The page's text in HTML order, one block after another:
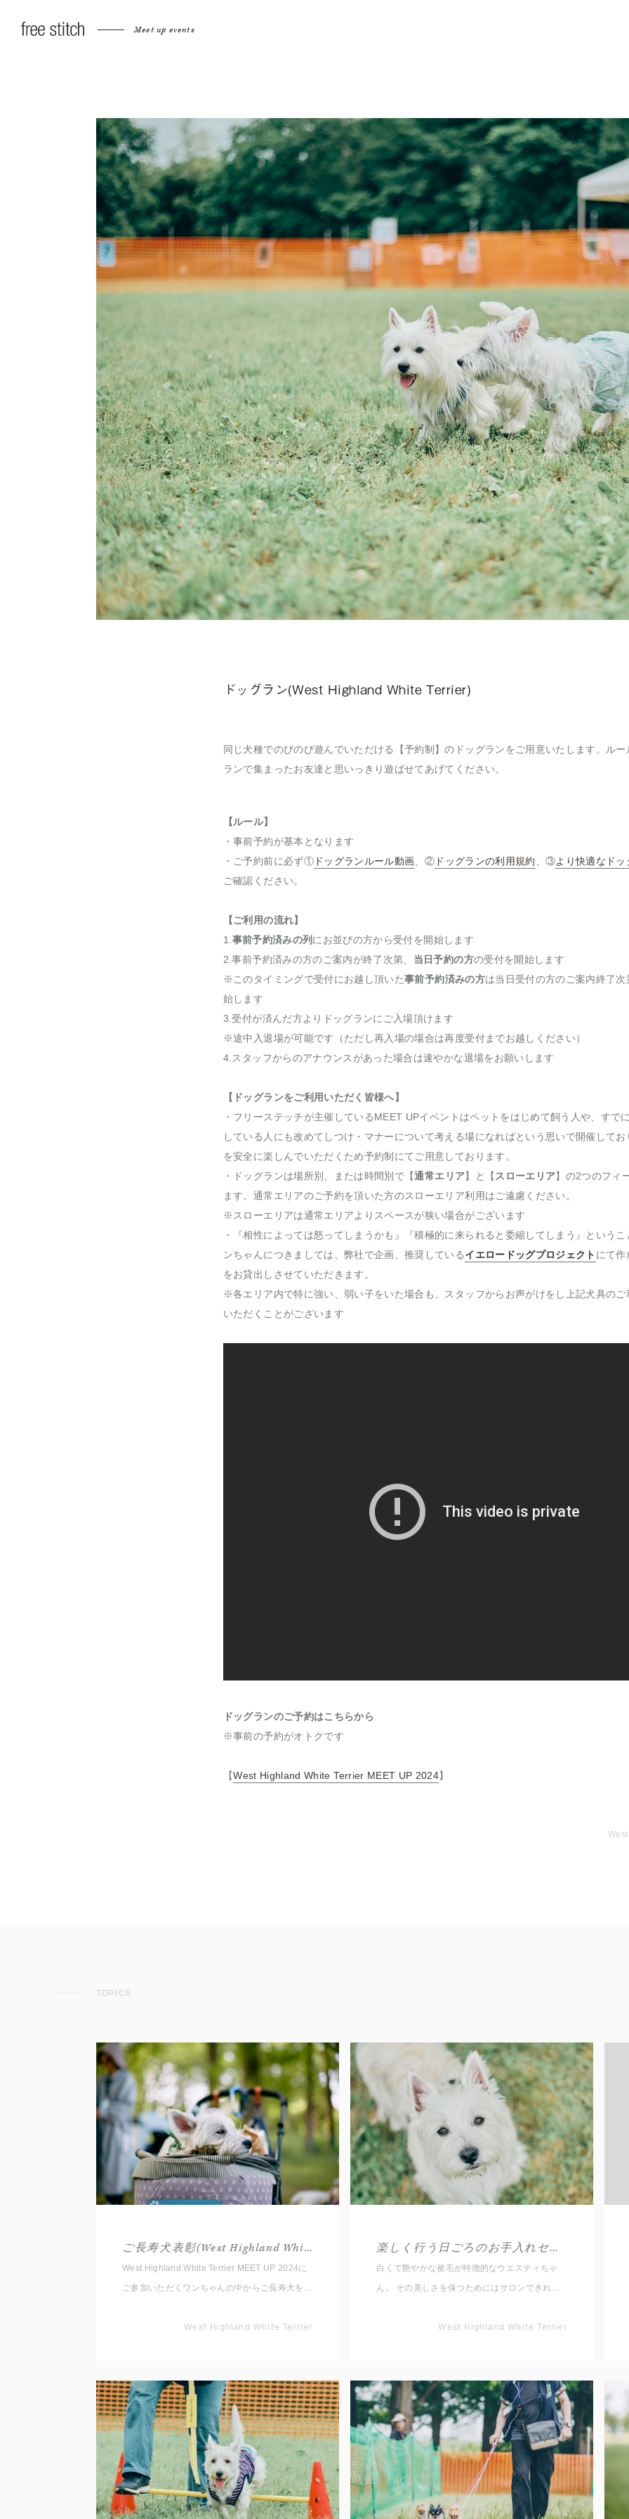
Meet up events
ドッグラン(West Highland White Terrier)
同じ犬種でのびのび遊んでいただける【予約制】のドッグランをご用意いたします。ル
ランで集まったお友達と思いっきり遊ばせてあげてください。
【ルール】
・事前予約が基本となります
・ご予約前に必ず①ドッグランルール動画 、② ドッグランの利用規約 、③より快適なド
ご確認ください。
【ご利用の流れ】
1. 事前予約済みの列 にお並びの方から受付を開始します
2.事前予約済みの方のご案内が終了次第、 当日予約の方の受付を開始します
※このタイミングで受付にお越し頂いた事前予約済みの方は当日受付の方のご案内終了
始します
3.受付が済んだ方よりドッグランにご入場頂けます
※途中入退場が可能です（ただし再入場の場合は再度受付までお越しください）
4.スタッフからのアナウンスがあった場合は速やかな退場をお願いします
【ドッグランをご利用いただく皆様へ】
・フリーステッチが主催しているMEET UPイベントはペットをはじめて飼う人や、すで
している人にも改めてしつけ・マナーについて考える場になればという思いで開催して
を安全に楽しんでいただくため予約制にてご用意しております。
・ドッグランは場所別、または時間別で【通常エリア】と【 スローエリア】の2つのフィ
ます。通常エリアのご予約を頂いた方のスローエリア利用はご遠慮ください。
※スローエリアは通常エリアよりスペースが狭い場合がございます
・『相性によっては怒ってしまうかも』『積極的に来られると委縮してしまう』という
ンちゃんにつきましては、弊社で企画、推奨しているイエロードッグプロジェクト にて
をお貸出しさせていただきます。
※各エリア内で特に強い、弱い子をいた場合も、スタッフからお声がけをし上記犬具のご
いただくことがございます
ドッグランのご予約はこちらから
※事前の予約がオトクです
【West Highland White Terrier MEET UP 2024】
TOPICS
ご長寿犬表彰(West Highland White Terrier)
West Highland White Terrier MEET UP 2024に
ご参加いただくワンちゃんの中からご長寿犬を表
West Highland White Terrier
楽しく行う日ごろのお手入れセミナー(ウエスティ)
白くて艶やかな被毛が特徴的なウエスティちゃ
ん。 その美しさを保つためにはサロンできれい
可欠です！ このセミナーでは、ウエスティの
シング ・白い被毛だからこそ目立ちやすい
West Highland White Terrier